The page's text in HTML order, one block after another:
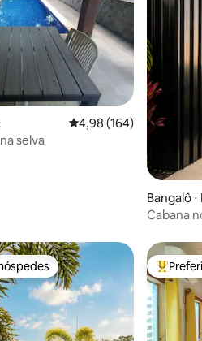
4,98 de uma avaliação
4,98 (164)
selva
Bangalô
Cabana
preferidos dos hóspedes Entre os